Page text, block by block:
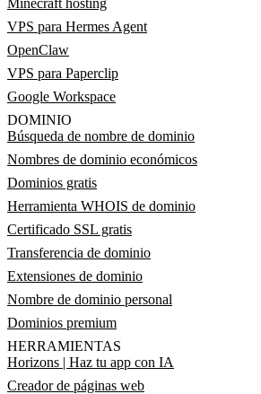
Minecraft hosting
VPS para Hermes Agent
OpenClaw
VPS para Paperclip
Google Workspace
DOMINIO
Búsqueda de nombre de dominio
Nombres de dominio económicos
Dominios gratis
Herramienta WHOIS de dominio
Certificado SSL gratis
Transferencia de dominio
Extensiones de dominio
Nombre de dominio personal
Dominios premium
HERRAMIENTAS
Horizons | Haz tu app con IA
Creador de páginas web